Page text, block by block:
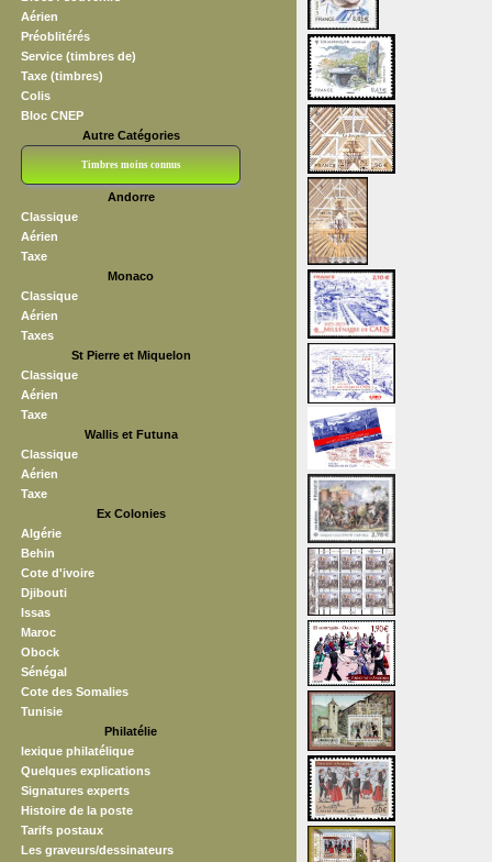
Aérien
Préoblitérés
Service (timbres de)
Taxe (timbres)
Colis
Bloc CNEP
Autre Catégories
Timbres moins connus
Andorre
Classique
Aérien
Taxe
Monaco
Classique
Aérien
Taxes
St Pierre et Miquelon
Classique
Aérien
Taxe
Wallis et Futuna
Classique
Aérien
Taxe
Ex Colonies
Algérie
Behin
Cote d'ivoire
Djibouti
Issas
Maroc
Obock
Sénégal
Cote des Somalies
Tunisie
Philatélie
lexique philatélique
Quelques explications
Signatures experts
Histoire de la poste
Tarifs postaux
Les graveurs/dessinateurs